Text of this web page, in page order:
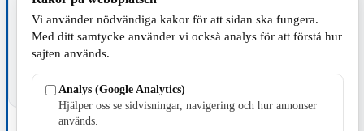
TILLVERKNING
Vi använder nödvändiga kakor för att sidan ska fungera.
Med ditt samtycke använder vi också analys för att förstå hur
sajten används.
Analys (Google Analytics)
Hjälper oss se sidvisningar, navigering och hur annonser
används.